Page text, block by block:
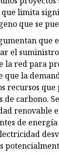
que limita
que se
que
el
la red para
que la
recursos
de carbono.
renovable
de